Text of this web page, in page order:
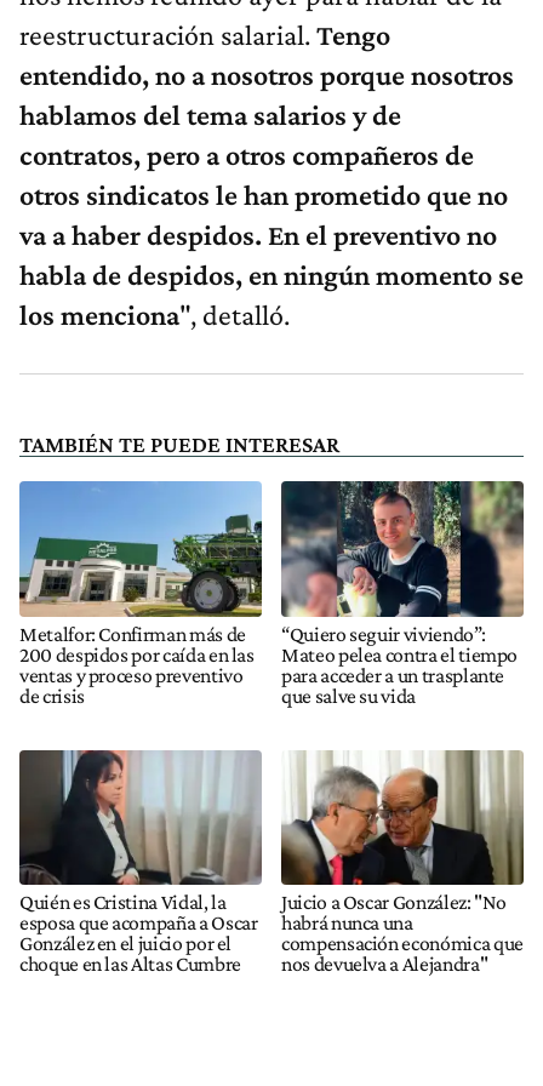
reestructuración salarial.Tengo
entendido, no a nosotros porque nosotros
hablamos del tema salarios y de
contratos, pero a otros compañeros de
otros sindicatos le han prometido que no
va a haber despidos. En el preventivo no
habla de despidos, en ningún momento se
los menciona", detalló.
TAMBIÉN TE PUEDE INTERESAR
Metalfor: Confirman más de
200 despidos por caída en las
ventas y proceso preventivo
de crisis
“Quiero seguir viviendo”:
Mateo pelea contra el tiempo
para acceder a un trasplante
que salve su vida
Quién es Cristina Vidal, la
esposa que acompaña a Oscar
González en el juicio por el
choque en las Altas Cumbre
Juicio a Oscar González: "No
habrá nunca una
compensación económica que
nos devuelva a Alejandra"